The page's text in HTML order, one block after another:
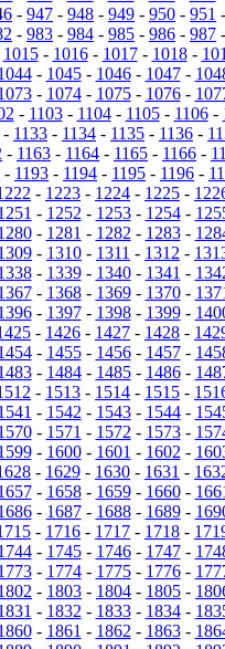
- 947 - 948 - 949 - 950 - 951 -
- 983 - 984 - 985 - 986 - 987 -
1015- 1016- 1017- 1018-
- 1045- 1046- 1047-
- 1074- 1075- 1076-
- 1103- 1104- 1105- 1106-
- 1133 - 1134 - 1135 - 1136 -
- 1163 - 1164 - 1165 - 1166 -
- 1193 - 1194 - 1195 - 1196 -
- 1223 - 1224 - 1225 -
- 1252 - 1253- 1254-
- 1281 - 1282 - 1283-
- 1310 - 1311 - 1312 -
- 1339- 1340- 1341 -
- 1368- 1369- 1370-
- 1397- 1398- 1399-
- 1426 - 1427 - 1428 -
- 1455- 1456- 1457-
- 1484- 1485- 1486-
- 1513 - 1514 - 1515 -
- 1542 - 1543- 1544-
- 1571 - 1572 - 1573-
- 1600- 1601 - 1602 -
- 1629 - 1630 - 1631 -
- 1658- 1659- 1660-
- 1687- 1688- 1689-
- 1716 - 1717 - 1718 -
- 1745- 1746- 1747-
- 1774- 1775- 1776-
- 1803 - 1804 - 1805 -
- 1832 - 1833- 1834-
- 1861 - 1862 - 1863-